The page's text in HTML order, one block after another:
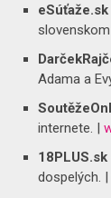
eSúťaže.sk
Adama a
internete. |
18PLUS.sk
dospelých. |